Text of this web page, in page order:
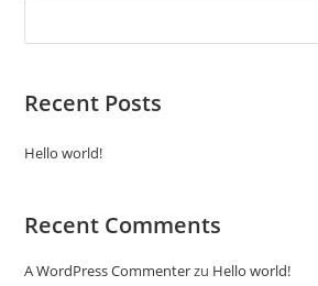
Recent Posts
Hello world!
Recent Comments
A WordPress Commenterzu Hello world!